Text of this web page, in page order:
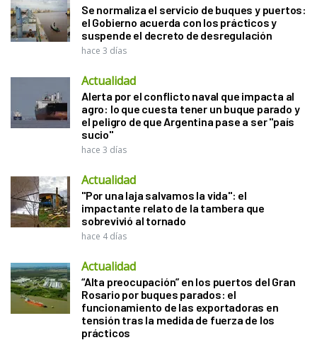
Se normaliza el servicio de buques y puertos:
el Gobierno acuerda con los prácticos y
suspende el decreto de desregulación
hace 3 días
Actualidad
Alerta por el conflicto naval que impacta al
agro: lo que cuesta tener un buque parado y
el peligro de que Argentina pase a ser "país
sucio"
hace 3 días
Actualidad
"Por una laja salvamos la vida": el
impactante relato de la tambera que
sobrevivió al tornado
hace 4 días
Actualidad
“Alta preocupación” en los puertos del Gran
Rosario por buques parados: el
funcionamiento de las exportadoras en
tensión tras la medida de fuerza de los
prácticos